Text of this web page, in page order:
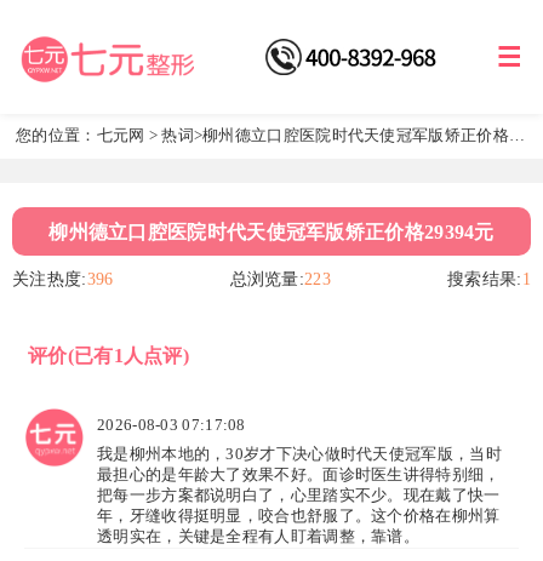
您的位置： 七元网 >热词 >柳州德立口腔医院时代天使冠军版矫正价格
柳州德立口腔医院时代天使冠军版矫正价格29394元
关注热度:396 总浏览量:223 搜索结果: 1
评价(已有1人点评)
2026-08-03 07:17:08
我是柳州本地的，30岁才下决心做时代天使冠军版，当时
最担心的是年龄大了效果不好。面诊时医生讲得特别细，
把每一步方案都说明白了，心里踏实不少。现在戴了快一
年，牙缝收得挺明显，咬合也舒服了。这个价格在柳州算
透明实在，关键是全程有人盯着调整，靠谱。